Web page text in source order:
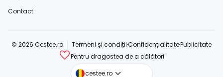
Contact
© 2026 Cestee.ro Termeni și condițiiConfidențialitatePublicitate
Pentru dragostea de a călători
cestee.ro
cestee.com